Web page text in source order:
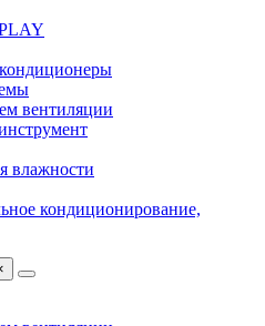
вентиляции
влажности
кондиционирование,